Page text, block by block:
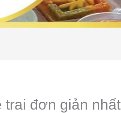
trai đơn giản nhất